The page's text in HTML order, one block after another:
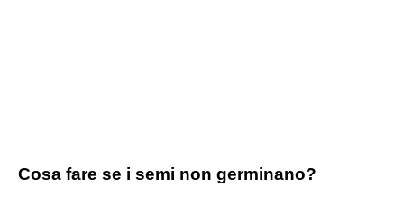
Cosa fare se i semi non germinano?